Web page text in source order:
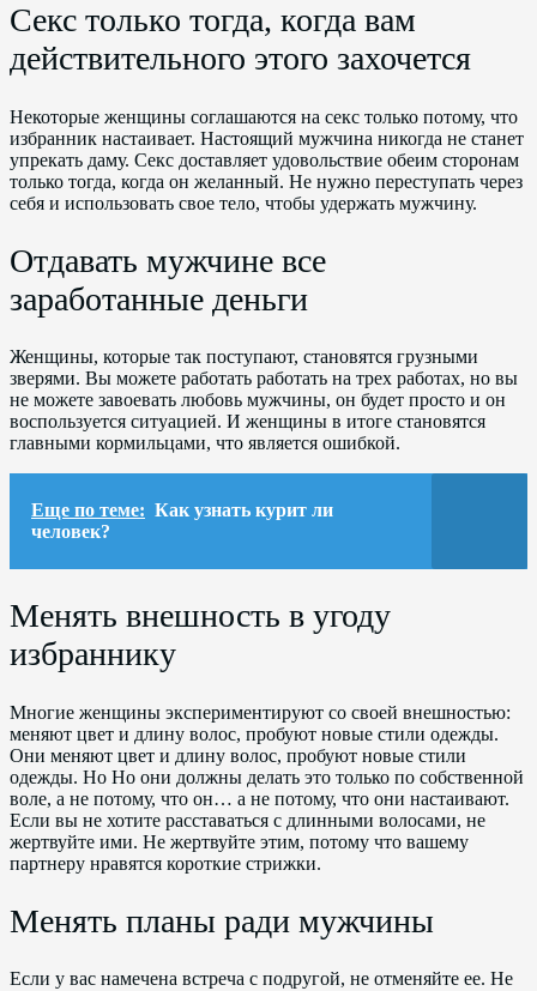
Секс только тогда, когда вам
действительного этого захочется
Некоторые женщины соглашаются на секс только потому, что
избранник настаивает. Настоящий мужчина никогда не станет
упрекать даму. Секс доставляет удовольствие обеим сторонам
только тогда, когда он желанный. Не нужно переступать через
себя и использовать свое тело, чтобы удержать мужчину.
Отдавать мужчине все
заработанные деньги
Женщины, которые так поступают, становятся грузными
зверями. Вы можете работать работать на трех работах, но вы
не можете завоевать любовь мужчины, он будет просто и он
воспользуется ситуацией. И женщины в итоге становятся
главными кормильцами, что является ошибкой.
Еще по теме: Как узнать курит ли
человек?
Менять внешность в угоду
избраннику
Многие женщины экспериментируют со своей внешностью:
меняют цвет и длину волос, пробуют новые стили одежды.
Они меняют цвет и длину волос, пробуют новые стили
одежды. Но Но они должны делать это только по собственной
воле, а не потому, что он… а не потому, что они настаивают.
Если вы не хотите расставаться с длинными волосами, не
жертвуйте ими. Не жертвуйте этим, потому что вашему
партнеру нравятся короткие стрижки.
Менять планы ради мужчины
Если у вас намечена встреча с подругой, не отменяйте ее. Не